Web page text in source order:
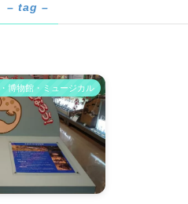
– tag –
博物館・ミュージカル